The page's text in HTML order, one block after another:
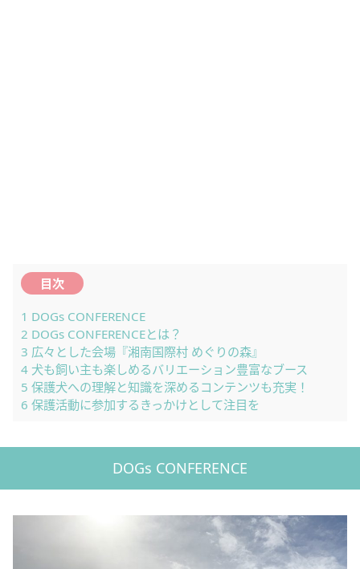
目次
1 DOGs CONFERENCE
2 DOGs CONFERENCEとは？
3 広々とした会場『湘南国際村 めぐりの森』
4 犬も飼い主も楽しめるバリエーション豊富なブース
5 保護犬への理解と知識を深めるコンテンツも充実！
6 保護活動に参加するきっかけとして注目を
DOGs CONFERENCE